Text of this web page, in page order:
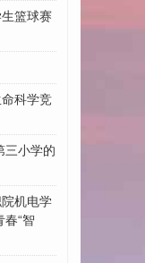
篮球赛
科学竞
小学的
机电学
春“智